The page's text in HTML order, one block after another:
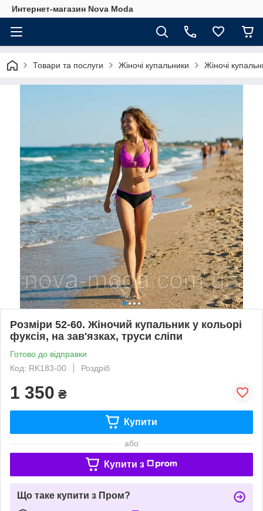
Интернет-магазин Nova Moda
Товари та послуги Жіночі купальники Жіночі
Розміри 52-60. Жіночий купальник у кольорі
фуксія, на зав'язках, труси сліпи
Готово до відправки
Код: RK183-00
Роздріб
1 350 ₴
Купити
або
Купити з
Що таке купити з Пром?